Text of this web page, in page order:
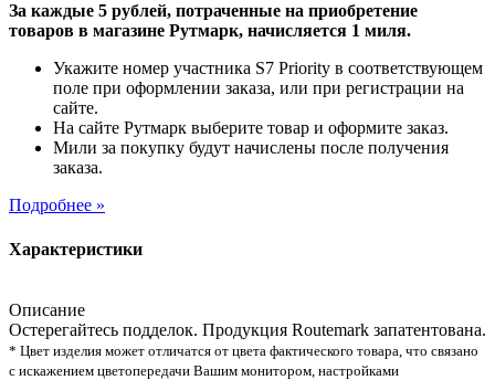
За каждые 5 рублей, потраченные на приобретение
товаров в магазине Рутмарк, начисляется 1 миля.
Укажите номер участника S7 Priority в соответствующем
поле при оформлении заказа, или при регистрации на
сайте.
На сайте Рутмарк выберите товар и оформите заказ.
Мили за покупку будут начислены после получения
заказа.
Подробнее »
Характеристики
Описание
Остерегайтесь подделок. Продукция Routemark запатентована.
* Цвет изделия может отличатся от цвета фактического товара, что связано
с искажением цветопередачи Вашим монитором, настройками